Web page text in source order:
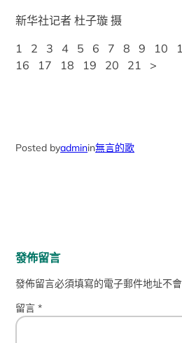
新华社记者 杜子璇 摄
1 2 3 4 5 6 7 8 9 10
16 17 18 19 20 21 >
Posted byadminin無言的歌
發佈留言
發佈留言必須填寫的電子郵件地址不會
留言*